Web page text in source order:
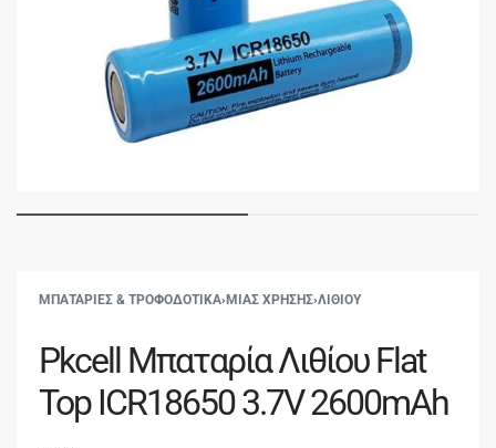
ΜΠΑΤΑΡΙΕΣ & ΤΡΟΦΟΔΟΤΙΚΑ› ΜΙΑΣ ΧΡΗΣΗΣ›ΛΙΘΙΟΥ
Pkcell Μπαταρία Λιθίου Flat
Top ICR18650 3.7V 2600mAh